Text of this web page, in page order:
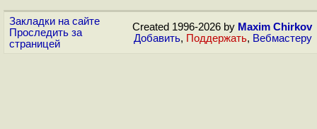
Закладки на сайте
Проследить за
страницей
Created 1996-2026 by Maxim Chirkov
Добавить, Поддержать, Вебмастеру